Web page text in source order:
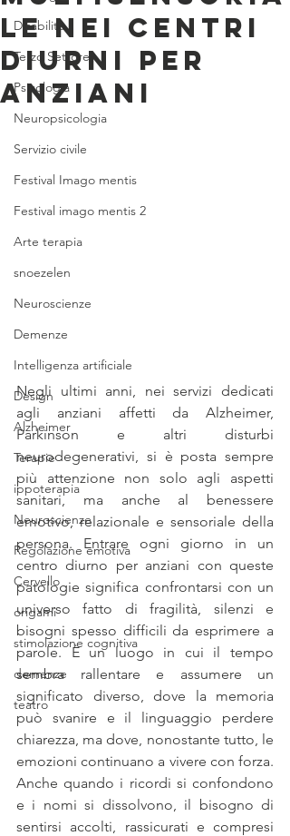
Disabilità
Terzo Settore
Psicologia
Neuropsicologia
Servizio civile
Festival Imago mentis
Festival imago mentis 2
Arte terapia
snoezelen
Neuroscienze
Demenze
Intelligenza artificiale
Design
Alzheimer
Terapie
ippoterapia
Neuroscienze
Regolazione emotiva
Cervello
origami
stimolazione cognitiva
demenze
teatro
LE NEI CENTRI
DIURNI PER
ANZIANI
Negli ultimi anni, nei servizi dedicati
agli anziani affetti da Alzheimer,
Parkinson e altri disturbi
neurodegenerativi, si è posta sempre
più attenzione non solo agli aspetti
sanitari, ma anche al benessere
emotivo, relazionale e sensoriale della
persona. Entrare ogni giorno in un
centro diurno per anziani con queste
patologie significa confrontarsi con un
universo fatto di fragilità, silenzi e
bisogni spesso difficili da esprimere a
parole. È un luogo in cui il tempo
sembra rallentare e assumere un
significato diverso, dove la memoria
può svanire e il linguaggio perdere
chiarezza, ma dove, nonostante tutto, le
emozioni continuano a vivere con forza.
Anche quando i ricordi si confondono
e i nomi si dissolvono, il bisogno di
sentirsi accolti, rassicurati e compresi